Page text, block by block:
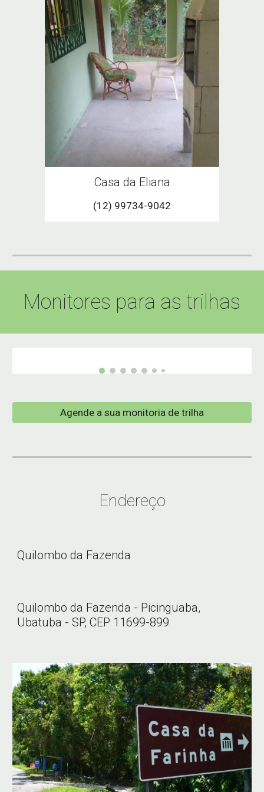
Casa da Eliana
(12) 99734-9042
Monitores para as trilhas
Agende a sua monitoria de trilha
Endereço
Quilombo da Fazenda
Quilombo da Fazenda - Picinguaba,
Ubatuba - SP, CEP 11699-899